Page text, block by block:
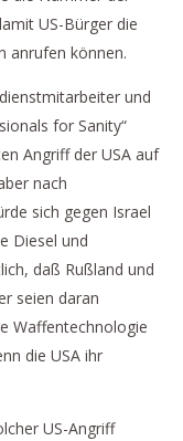
US-Bürger die
anrufen können.
und
for Sanity“
Angriff der USA auf
nach
sich gegen Israel
Diesel und
daß Rußland und
seien daran
Waffentechnologie
die USA ihr
US-Angriff